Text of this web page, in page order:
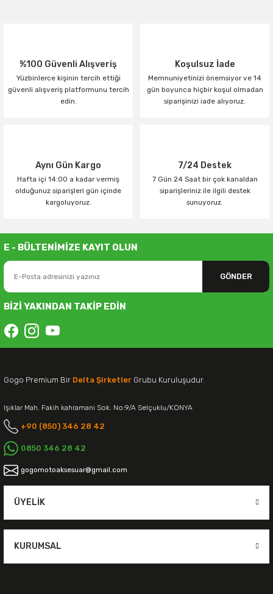
%100 Güvenli Alışveriş
Yüzbinlerce kişinin tercih ettiği
güvenli alışveriş platformunu tercih
edin.
Koşulsuz İade
Memnuniyetinizi önemsiyor ve 14
gün boyunca hiçbir koşul olmadan
siparişinizi iade alıyoruz.
Aynı Gün Kargo
Hafta içi 14:00 a kadar vermiş
olduğunuz siparişleri gün içinde
kargoluyoruz.
7/24 Destek
7 Gün 24 Saat bir çok kanaldan
siparişleriniz ile ilgili destek
sunuyoruz.
E - BÜLTENİMİZE KAYIT OLUN
GÖNDER
BİZİ YAKINDAN TAKİP EDİN
Gogo Premium Bir Delta Şirketler Grubu Kuruluşudur.
Işıklar Mah. Fakih kahramani Sok. No:9/A Selçuklu/KONYA
+90 (850) 346 28 42
0850 346 28 42
gogomotoaksesuar@gmail.com
ÜYELIK
KURUMSAL